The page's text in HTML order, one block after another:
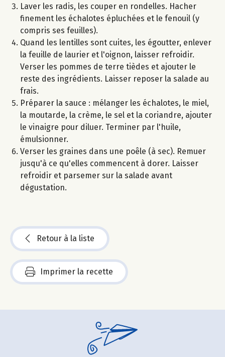
Laver les radis, les couper en rondelles. Hacher
finement les échalotes épluchées et le fenouil (y
compris ses feuilles).
Quand les lentilles sont cuites, les égoutter, enlever
la feuille de laurier et l'oignon, laisser refroidir.
Verser les pommes de terre tièdes et ajouter le
reste des ingrédients. Laisser reposer la salade au
frais.
Préparer la sauce : mélanger les échalotes, le miel,
la moutarde, la crème, le sel et la coriandre, ajouter
le vinaigre pour diluer. Terminer par l'huile,
émulsionner.
Verser les graines dans une poêle (à sec). Remuer
jusqu'à ce qu'elles commencent à dorer. Laisser
refroidir et parsemer sur la salade avant
dégustation.
Retour à la liste
Imprimer la recette